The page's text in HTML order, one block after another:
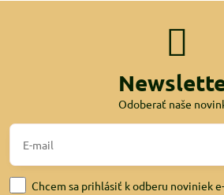
Odoberať naše
Chcem sa prihlásiť k odberu noviniek